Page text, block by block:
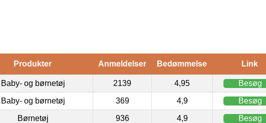
Produkter Anmeldelser Bedømmelse Link
Baby- og børnetøj 2139 4,95 Besøg
Baby- og børnetøj 369 4,9 Besøg
Børnetøj 936 4,9 Besøg